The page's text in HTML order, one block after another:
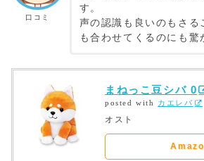
口コミ
す。
声の認識も良いのもさる
も合わせてくるのにも驚
まねっこ豆シバ 0
posted with カエレバ
オスト